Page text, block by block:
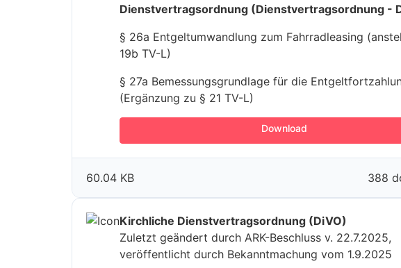
Dienstvertragsordnung (Dienstvertragsordnung -
§ 26a Entgeltumwandlung zum Fahrradleasing
19b TV-L)
§ 27a Bemessungsgrundlage für die
(Ergänzung zu § 21 TV-L)
Download
388
60.04 KB
Kirchliche Dienstvertragsordnung (DiVO)
Zuletzt geändert durch ARK-Beschluss v. 22.7.2025,
veröffentlicht durch Bekanntmachung vom 1.9.2025